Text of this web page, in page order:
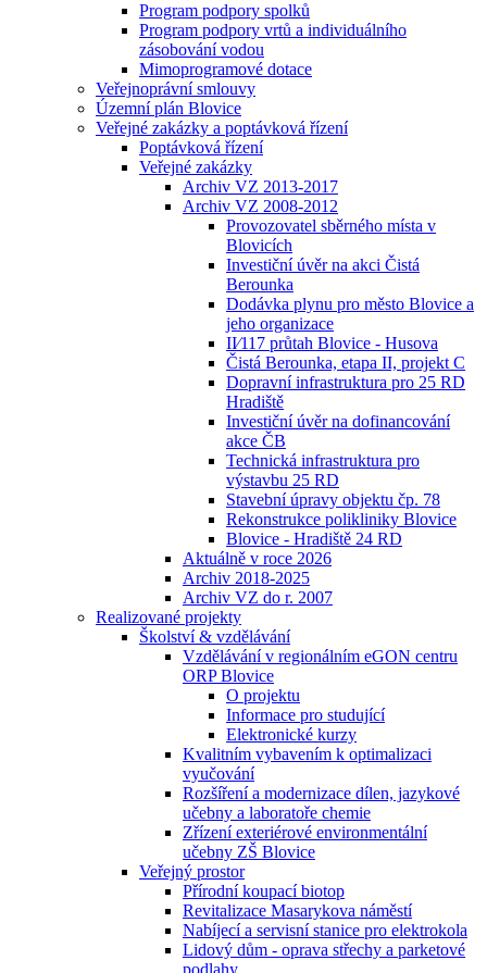
Program podpory spolků
Program podpory vrtů a individuálního
zásobování vodou
Mimoprogramové dotace
Veřejnoprávní smlouvy
Územní plán Blovice
Veřejné zakázky a poptávková řízení
Poptávková řízení
Veřejné zakázky
Archiv VZ 2013-2017
Archiv VZ 2008-2012
Provozovatel sběrného místa v
Blovicích
Investiční úvěr na akci Čistá
Berounka
Dodávka plynu pro město Blovice a
jeho organizace
II⁄117 průtah Blovice - Husova
Čistá Berounka, etapa II, projekt C
Dopravní infrastruktura pro 25 RD
Hradiště
Investiční úvěr na dofinancování
akce ČB
Technická infrastruktura pro
výstavbu 25 RD
Stavební úpravy objektu čp. 78
Rekonstrukce polikliniky Blovice
Blovice - Hradiště 24 RD
Aktuálně v roce 2026
Archiv 2018-2025
Archiv VZ do r. 2007
Realizované projekty
Školství & vzdělávání
Vzdělávání v regionálním eGON centru
ORP Blovice
O projektu
Informace pro studující
Elektronické kurzy
Kvalitním vybavením k optimalizaci
vyučování
Rozšíření a modernizace dílen, jazykové
učebny a laboratoře chemie
Zřízení exteriérové environmentální
učebny ZŠ Blovice
Veřejný prostor
Přírodní koupací biotop
Revitalizace Masarykova náměstí
Nabíjecí a servisní stanice pro elektrokola
Lidový dům - oprava střechy a parketové
podlahy